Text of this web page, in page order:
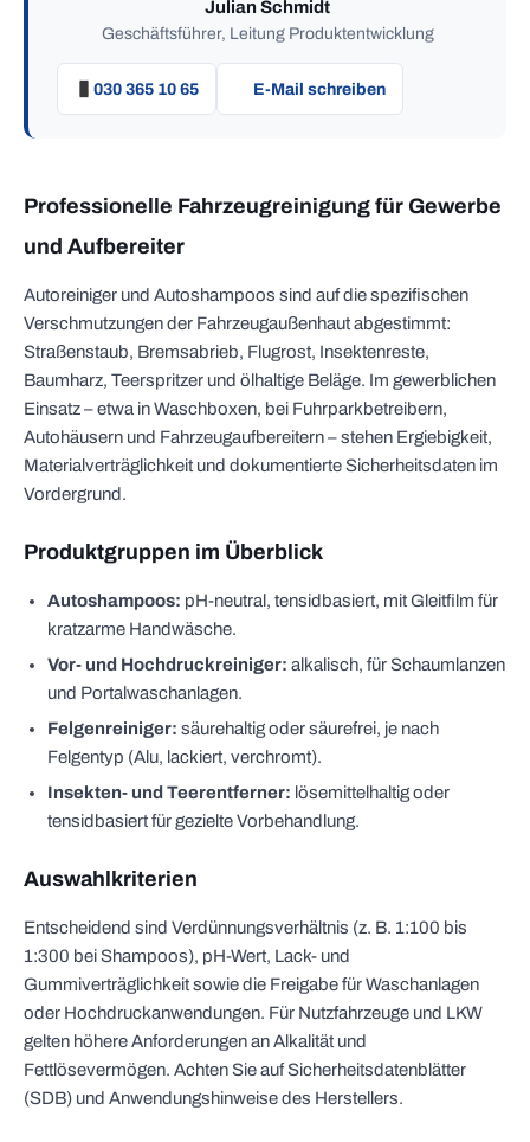
Julian Schmidt
Geschäftsführer, Leitung Produktentwicklung
030 365 10 65 E-Mail schreiben
Professionelle Fahrzeugreinigung für Gewerbe
und Aufbereiter
Autoreiniger und Autoshampoos sind auf die spezifischen
Verschmutzungen der Fahrzeugaußenhaut abgestimmt:
Straßenstaub, Bremsabrieb, Flugrost, Insektenreste,
Baumharz, Teerspritzer und ölhaltige Beläge. Im gewerblichen
Einsatz – etwa in Waschboxen, bei Fuhrparkbetreibern,
Autohäusern und Fahrzeugaufbereitern – stehen Ergiebigkeit,
Materialverträglichkeit und dokumentierte Sicherheitsdaten im
Vordergrund.
Produktgruppen im Überblick
Autoshampoos: pH-neutral, tensidbasiert, mit Gleitfilm für
kratzarme Handwäsche.
Vor- und Hochdruckreiniger: alkalisch, für Schaumlanzen
und Portalwaschanlagen.
Felgenreiniger: säurehaltig oder säurefrei, je nach
Felgentyp (Alu, lackiert, verchromt).
Insekten- und Teerentferner: lösemittelhaltig oder
tensidbasiert für gezielte Vorbehandlung.
Auswahlkriterien
Entscheidend sind Verdünnungsverhältnis (z. B. 1:100 bis
1:300 bei Shampoos), pH-Wert, Lack- und
Gummiverträglichkeit sowie die Freigabe für Waschanlagen
oder Hochdruckanwendungen. Für Nutzfahrzeuge und LKW
gelten höhere Anforderungen an Alkalität und
Fettlösevermögen. Achten Sie auf Sicherheitsdatenblätter
(SDB) und Anwendungshinweise des Herstellers.